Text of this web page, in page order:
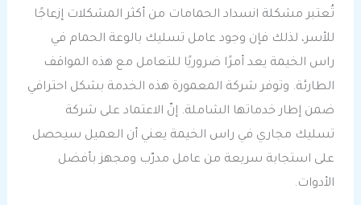
تُعتبر مشكلة انسداد الحمامات من أكثر المشكلات إزعاجًا
للأسر، لذلك فإن وجود عامل تسليك بالوعة الحمام في
راس الخيمة يعد أمرًا ضروريًا للتعامل مع هذه المواقف
الطارئة. وتوفر شركة المعمورة هذه الخدمة بشكل احترافي
ضمن إطار خدماتها الشاملة. إنّ الاعتماد على شركة
تسليك مجاري في راس الخيمة يعني أن العميل سيحصل
على استجابة سريعة من عامل مدرّب ومجهز بأفضل
الأدوات.